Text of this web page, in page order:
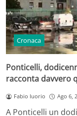
Cronaca
Ponticelli,
racconta davvero
Fabio Iuorio Ago 6,
A Ponticelli un